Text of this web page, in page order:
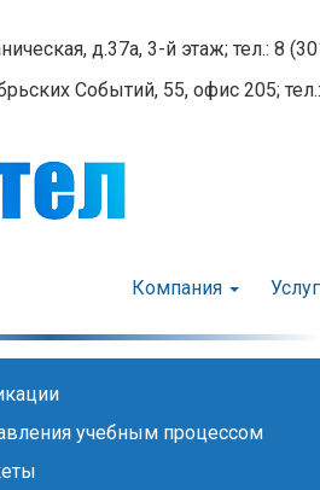
д.37а, 3-й этаж; тел.: 8
Событий, 55, офис 205;
Компания
учебным процессом